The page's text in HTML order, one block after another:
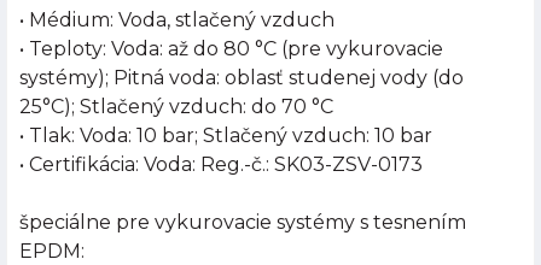
• Médium: Voda, stlačený vzduch
• Teploty: Voda: až do 80 °C (pre vykurovacie
systémy); Pitná voda: oblasť studenej vody (do
25°C); Stlačený vzduch: do 70 °C
• Tlak: Voda: 10 bar; Stlačený vzduch: 10 bar
• Certifikácia: Voda: Reg.-č.: SK03-ZSV-0173
špeciálne pre vykurovacie systémy s tesnením
EPDM: